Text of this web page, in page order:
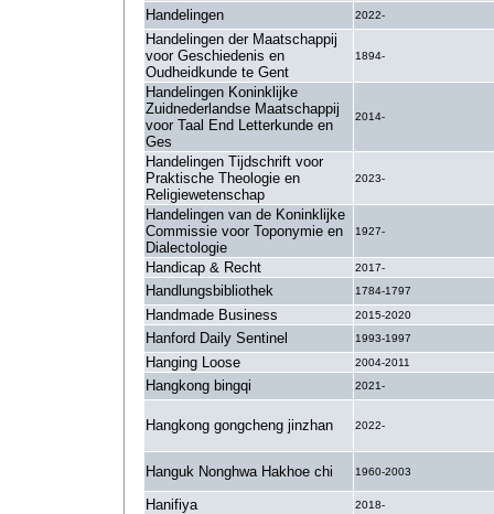
Handelingen 2022-
Handelingen der Maatschappij
voor Geschiedenis en
Oudheidkunde te Gent
1894-
Handelingen Koninklijke
Zuidnederlandse Maatschappij
voor Taal End Letterkunde en
Ges
2014-
Handelingen Tijdschrift voor
Praktische Theologie en
Religiewetenschap
2023-
Handelingen van de Koninklijke
Commissie voor Toponymie en
Dialectologie
1927-
Handicap & Recht 2017-
Handlungsbibliothek 1784-1797
Handmade Business 2015-2020
Hanford Daily Sentinel 1993-1997
Hanging Loose 2004-2011
Hangkong bingqi 2021-
Hangkong gongcheng jinzhan 2022-
Hanguk Nonghwa Hakhoe chi 1960-2003
Hanifiya 2018-